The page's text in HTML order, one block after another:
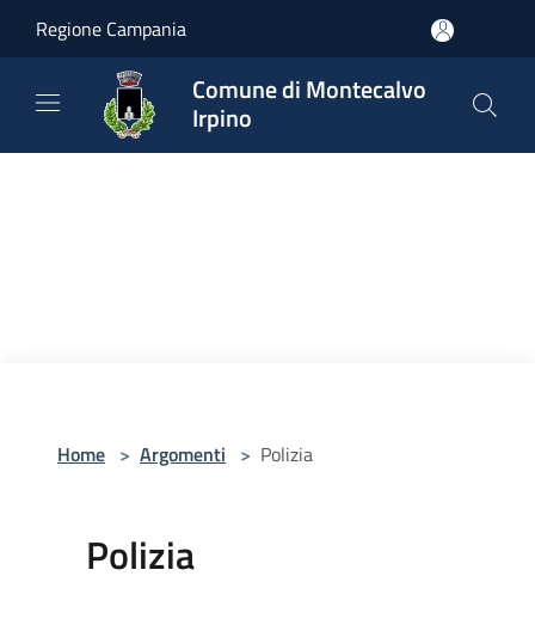
Regione Campania
Comune di Montecalvo
Irpino
Home > Argomenti > Polizia
Polizia